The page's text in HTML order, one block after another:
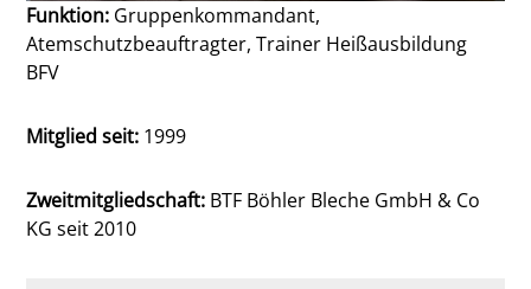
Funktion: Gruppenkommandant,
Atemschutzbeauftragter, Trainer Heißausbildung
BFV
Mitglied seit: 1999
Zweitmitgliedschaft: BTF Böhler Bleche GmbH & Co
KG seit 2010